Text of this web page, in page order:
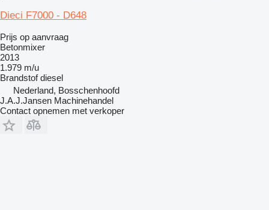
Dieci F7000 - D648
Prijs op aanvraag
Betonmixer
2013
1.979 m/u
Brandstof diesel
Nederland, Bosschenhoofd
J.A.J.Jansen Machinehandel
Contact opnemen met verkoper